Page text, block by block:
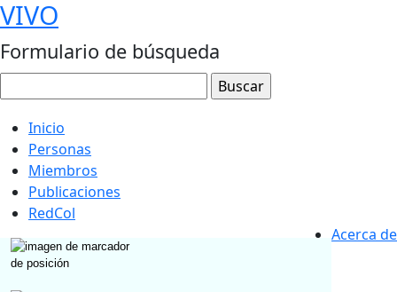
VIVO
Formulario de búsqueda
Inicio
Personas
Miembros
Publicaciones
RedCol
Acerca de